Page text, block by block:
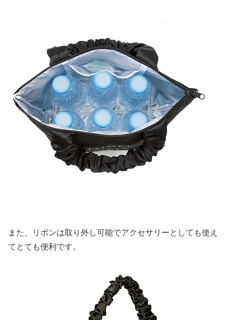
また、リボンは取り外し可能でアクセサリーとしても使え
てとても便利です。